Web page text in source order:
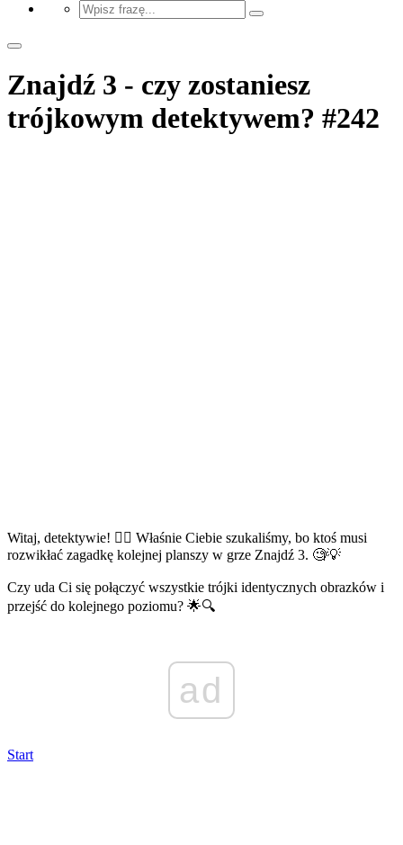
Znajdź 3 - czy zostaniesz
trójkowym detektywem? #242
Witaj, detektywie! 🕵️‍♂️ Właśnie Ciebie szukaliśmy, bo ktoś musi
rozwikłać zagadkę kolejnej planszy w grze Znajdź 3. 🧐💡
Czy uda Ci się połączyć wszystkie trójki identycznych obrazków i
przejść do kolejnego poziomu? 🌟🔍
ad
Start